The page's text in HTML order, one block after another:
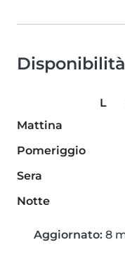
Disponibilità
L
Mattina
Pomeriggio
Sera
Notte
Aggiornato: 8